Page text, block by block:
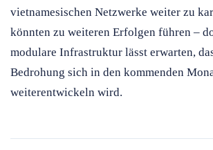
vietnamesischen Netzwerke weiter zu
könnten zu weiteren Erfolgen führen –
modulare Infrastruktur lässt erwarten,
Bedrohung sich in den kommenden
weiterentwickeln wird.